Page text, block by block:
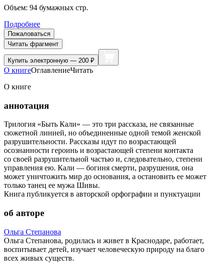
Объем: 94 бумажных стр.
Подробнее
Пожаловаться
Читать фрагмент
Купить электронную — 200 ₽
О книгеОглавлениеЧитать
О книге
аннотация
Трилогия «Быть Кали» — это три рассказа, не связанные
сюжетной линией, но объединенные одной темой женской
разрушительности. Рассказы идут по возрастающей
осознанности героинь и возрастающей степени контакта
со своей разрушительной частью и, следовательно, степени
управления ею. Кали — богиня смерти, разрушения, она
может уничтожить мир до основания, а остановить ее может
только танец ее мужа Шивы.
Книга публикуется в авторской орфографии и пунктуации
об авторе
Ольга Степанова
Ольга Степанова, родилась и живет в Краснодаре, работает,
воспитывает детей, изучает человеческую природу на благо
всех живых существ.